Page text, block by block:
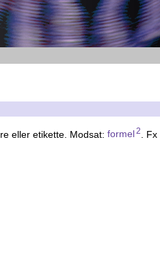
eller etikette. Modsat: formel2 . Fx